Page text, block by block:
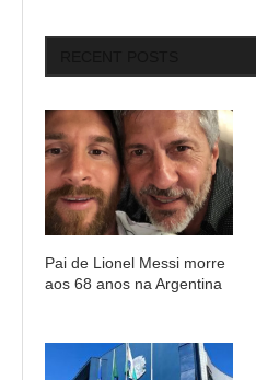
Pai de Lionel Messi morre
aos 68 anos na Argentina